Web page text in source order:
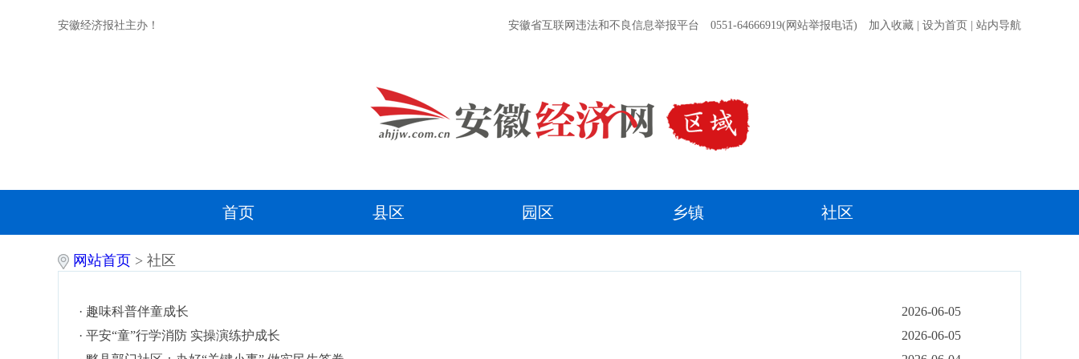
安徽经济报社主办！ 安徽省互联网违法和不良信息举报平台 0551-64666919(网站举报电话) 加入收藏 设为首页 站内导航
首页 县区 园区 乡镇 社区
网站首页 > 社区
· 趣味科普伴童成长
2026-06-05
· 平安“童”行学消防 实操演练护成长
2026-06-05